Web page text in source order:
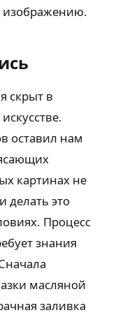
изображению.
скрыт в
оставил нам
картинах не
делать это
Процесс
знания
масляной
заливка